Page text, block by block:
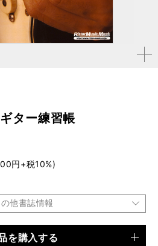
拡大す
ター練習帳
円+税10%)
他書誌情報
を購入する